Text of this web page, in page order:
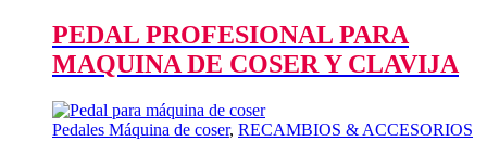
PEDAL PROFESIONAL PARA
MAQUINA DE COSER Y CLAVIJA
Pedales Máquina de coser, RECAMBIOS & ACCESORIOS